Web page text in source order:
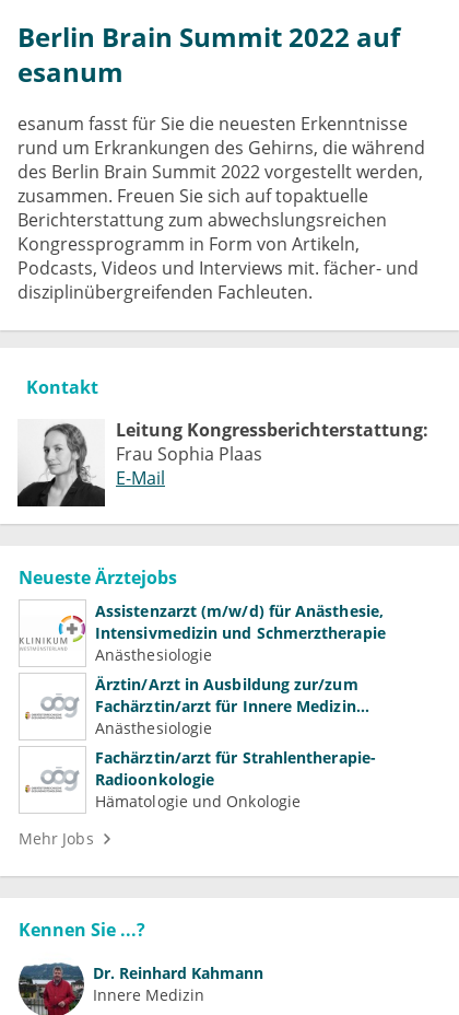
Berlin Brain Summit 2022 auf
esanum
esanum fasst für Sie die neuesten Erkenntnisse
rund um Erkrankungen des Gehirns, die während
des Berlin Brain Summit 2022 vorgestellt werden,
zusammen. Freuen Sie sich auf topaktuelle
Berichterstattung zum abwechslungsreichen
Kongressprogramm in Form von Artikeln,
Podcasts, Videos und Interviews mit. fächer- und
disziplinübergreifenden Fachleuten.
Kontakt
Leitung Kongressberichterstattung:
Frau Sophia Plaas
E-Mail
Neueste Ärztejobs
Assistenzarzt (m/w/d) für Anästhesie,
Intensivmedizin und Schmerztherapie
Anästhesiologie
Ärztin/Arzt in Ausbildung zur/zum
Fachärztin/arzt für Innere Medizin
(Kardiologie, Nephrologie, Intensivmedizin)
Anästhesiologie
Fachärztin/arzt für Strahlentherapie-
Radioonkologie
Hämatologie und Onkologie
Mehr Jobs
Kennen Sie ...?
Dr. Reinhard Kahmann
Innere Medizin